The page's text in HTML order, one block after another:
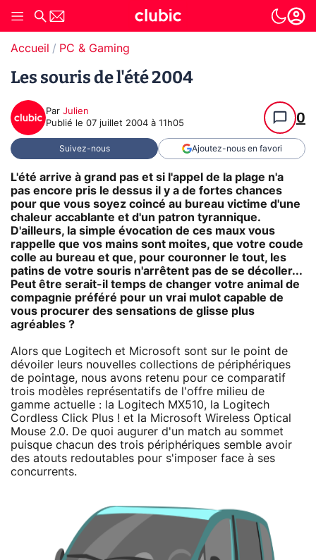
Accueil PC & Gaming
Les souris de l'été 2004
Par Julien
Publié le 07 juillet 2004 à 11h05 0
Suivez-nous Ajoutez-nous en favori
L'été arrive à grand pas et si l'appel de la plage n'a
pas encore pris le dessus il y a de fortes chances
pour que vous soyez coincé au bureau victime d'une
chaleur accablante et d'un patron tyrannique.
D'ailleurs, la simple évocation de ces maux vous
rappelle que vos mains sont moites, que votre coude
colle au bureau et que, pour couronner le tout, les
patins de votre souris n'arrêtent pas de se décoller...
Peut être serait-il temps de changer votre animal de
compagnie préféré pour un vrai mulot capable de
vous procurer des sensations de glisse plus
agréables ?
Alors que Logitech et Microsoft sont sur le point de
dévoiler leurs nouvelles collections de périphériques
de pointage, nous avons retenu pour ce comparatif
trois modèles représentatifs de l'offre milieu de
gamme actuelle : la Logitech MX510, la Logitech
Cordless Click Plus ! et la Microsoft Wireless Optical
Mouse 2.0. De quoi augurer d'un match au sommet
puisque chacun des trois périphériques semble avoir
des atouts redoutables pour s'imposer face à ses
concurrents.